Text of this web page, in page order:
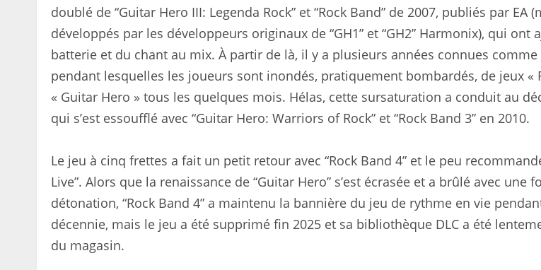
doublé de “Guitar Hero III: Legenda Rock” et “Rock Band” de 2007, publiés par EA
développés par les développeurs originaux de “GH1” et “GH2” Harmonix), qui ont
batterie et du chant au mix. À partir de là, il y a plusieurs années connues comme «
pendant lesquelles les joueurs sont inondés, pratiquement bombardés, de jeux «
« Guitar Hero » tous les quelques mois. Hélas, cette sursaturation a conduit au
qui s’est essoufflé avec “Guitar Hero: Warriors of Rock” et “Rock Band 3” en 2010.
Le jeu à cinq frettes a fait un petit retour avec “Rock Band 4” et le peu
Live”. Alors que la renaissance de “Guitar Hero” s’est écrasée et a brûlé avec une
détonation, “Rock Band 4” a maintenu la bannière du jeu de rythme en vie
décennie, mais le jeu a été supprimé fin 2025 et sa bibliothèque DLC a été
du magasin.